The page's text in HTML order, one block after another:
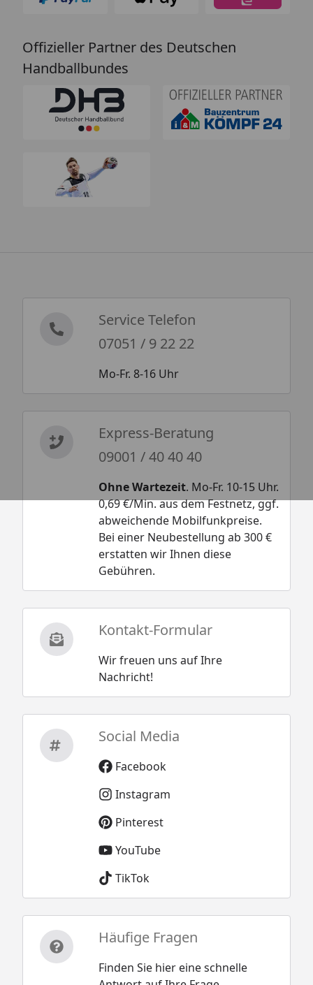
Offizieller Partner des Deutschen
Handballbundes
Service Telefon
07051 / 9 22 22
Mo-Fr. 8-16 Uhr
Express-Beratung
09001 / 40 40 40
Ohne Wartezeit. Mo-Fr. 10-15 Uhr.
0,69 €/Min. aus dem Festnetz, ggf.
abweichende Mobilfunkpreise.
Bei einer Neubestellung ab 300 €
erstatten wir Ihnen diese
Gebühren.
Kontakt-Formular
Wir freuen uns auf Ihre
Nachricht!
Social Media
Facebook
Instagram
Pinterest
YouTube
TikTok
Häufige Fragen
Finden Sie hier eine schnelle